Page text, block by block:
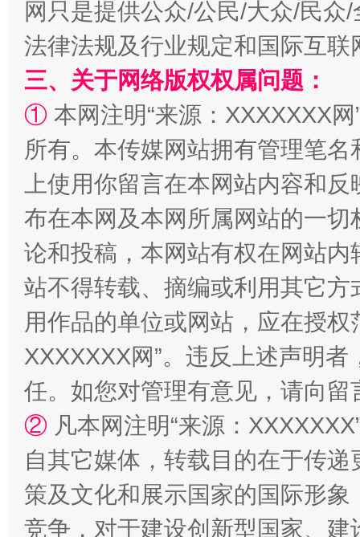
网只是提供公众/公民/大众/民
法律法规及行业规定和国际互
三、关于网络版权权属问题：
① 本网注明“来源：XXXXXXX
所有。本传媒网站拥有管理笔
上使用你留言在本网站内容和
布在本网及本网所属网站的一
论和投稿，本网站有权在网站
站不得转载、摘编或利用其它
用作品的单位或网站，应在授
XXXXXXX网”。违反上述声明
任。如您对管理有意见，请向
② 凡本网注明“来源：
自其它媒体，转载目的在于传
策及文化和展示国家的国际形
竞争，对于建设创新型国家、